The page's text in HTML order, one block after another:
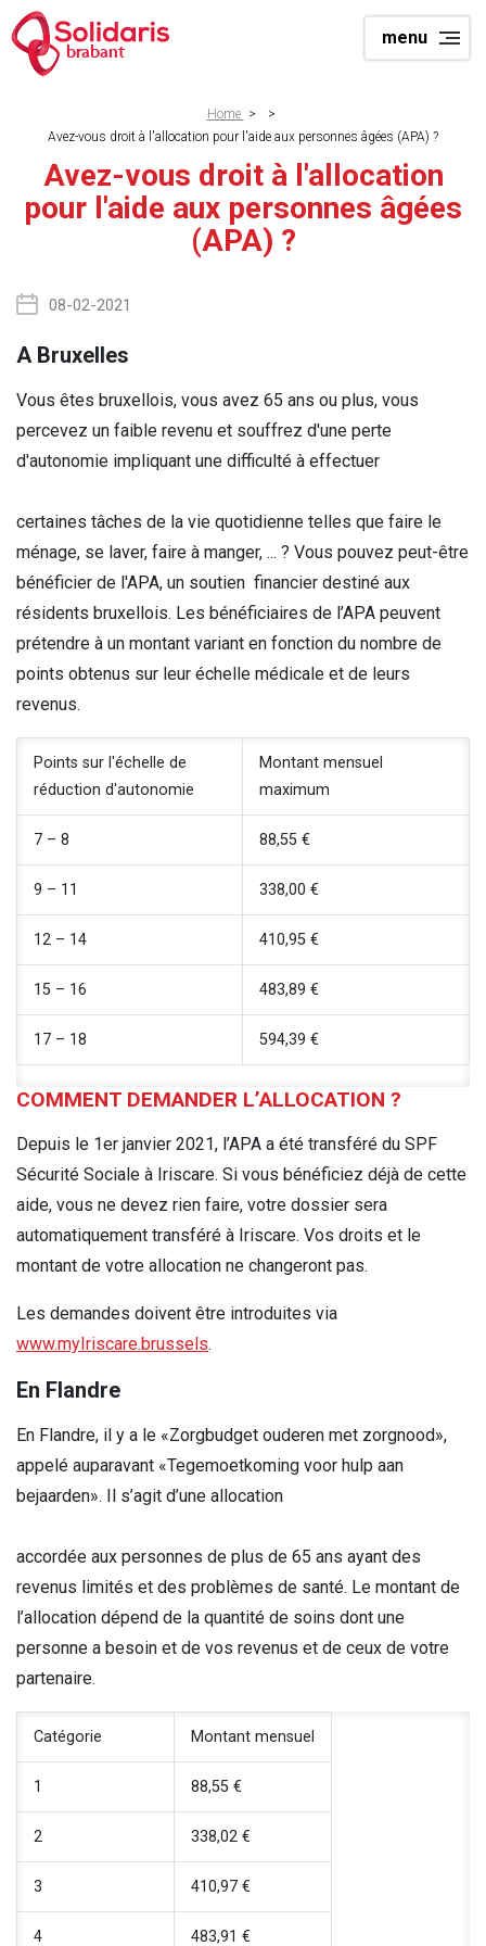
Skip
to
main
menu
brabant
Home >
>
Avez-vous droit à l'allocation pour l'aide aux personnes âgées (APA) ?
Avez-vous droit à l'allocation
pour l'aide aux personnes âgées
(APA) ?
08-02-2021
A Bruxelles
Vous êtes bruxellois, vous avez 65 ans ou plus, vous
percevez un faible revenu et souffrez d'une perte
d'autonomie impliquant une difficulté à effectuer
certaines tâches de la vie quotidienne telles que faire le
ménage, se laver, faire à manger, ... ? Vous pouvez peut-être
bénéficier de l'APA, un soutien financier destiné aux
résidents bruxellois. Les bénéficiaires de l’APA peuvent
prétendre à un montant variant en fonction du nombre de
points obtenus sur leur échelle médicale et de leurs
revenus.
Points sur l'échelle de
réduction d'autonomie
Montant mensuel
maximum
7 – 8 88,55 €
9 – 11 338,00 €
12 – 14 410,95 €
15 – 16 483,89 €
17 – 18 594,39 €
COMMENT DEMANDER L’ALLOCATION ?
Depuis le 1er janvier 2021, l’APA a été transféré du SPF
Sécurité Sociale à Iriscare. Si vous bénéficiez déjà de cette
aide, vous ne devez rien faire, votre dossier sera
automatiquement transféré à Iriscare. Vos droits et le
montant de votre allocation ne changeront pas.
Les demandes doivent être introduites via
www.myIriscare.brussels.
En Flandre
En Flandre, il y a le «Zorgbudget ouderen met zorgnood»,
appelé auparavant «Tegemoetkoming voor hulp aan
bejaarden». Il s’agit d’une allocation
accordée aux personnes de plus de 65 ans ayant des
revenus limités et des problèmes de santé. Le montant de
l’allocation dépend de la quantité de soins dont une
personne a besoin et de vos revenus et de ceux de votre
partenaire.
Catégorie Montant mensuel
1 88,55 €
2 338,02 €
3 410,97 €
4 483,91 €